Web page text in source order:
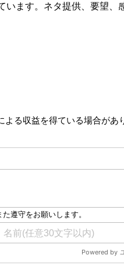
います。ネタ提供、要望、
よる収益を得ている場合があ